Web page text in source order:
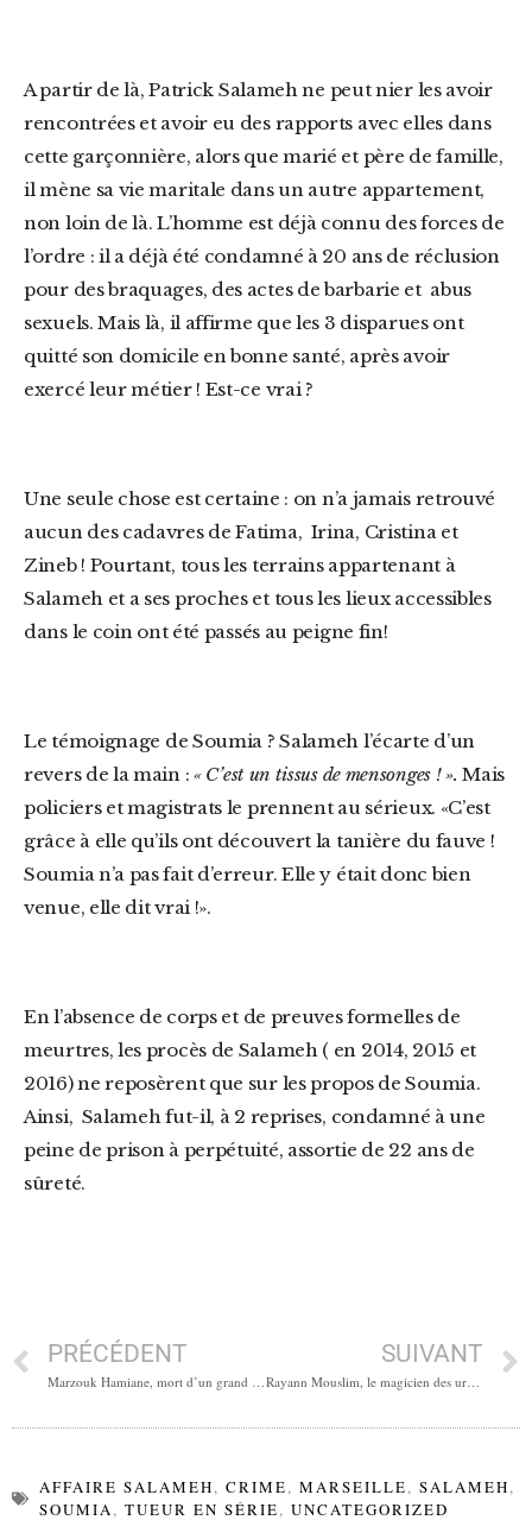
A partir de là, Patrick Salameh ne peut nier les avoir
rencontrées et avoir eu des rapports avec elles dans
cette garçonnière, alors que marié et père de famille,
il mène sa vie maritale dans un autre appartement,
non loin de là. L’homme est déjà connu des forces de
l’ordre : il a déjà été condamné à 20 ans de réclusion
pour des braquages, des actes de barbarie et abus
sexuels. Mais là, il affirme que les 3 disparues ont
quitté son domicile en bonne santé, après avoir
exercé leur métier ! Est-ce vrai ?
Une seule chose est certaine : on n’a jamais retrouvé
aucun des cadavres de Fatima, Irina, Cristina et
Zineb ! Pourtant, tous les terrains appartenant à
Salameh et a ses proches et tous les lieux accessibles
dans le coinont été passés au peigne fin!
Le témoignage de Soumia ? Salameh l’écarte d’un
revers de la main : « C’est un tissus de mensonges ! ».Mais
policiers et magistrats le prennent au sérieux. «C’est
grâce à elle qu’ils ont découvert la tanière du fauve !
Soumia n’a pas fait d’erreur. Elle y était donc bien
venue, elle dit vrai !».
En l’absence de corps et de preuves formelles de
meurtres, les procès de Salameh ( en 2014, 2015 et
2016) ne reposèrent que sur les propos de Soumia.
Ainsi, Salameh fut-il, à 2 reprises, condamné à une
peine de prison à perpétuité, assortie de 22 ans de
sûreté.
PRÉCÉDENT
Marzouk Hamiane, mort d’un grand artiste
SUIVANT
Rayann Mouslim, le magicien des urnes
AFFAIRE SALAMEH, CRIME, MARSEILLE, SALAMEH,
SOUMIA, TUEUR EN SÉRIE, UNCATEGORIZED